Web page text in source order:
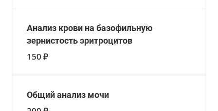
Анализ крови на базофильную
зернистость эритроцитов
150 ₽
Общий анализ мочи